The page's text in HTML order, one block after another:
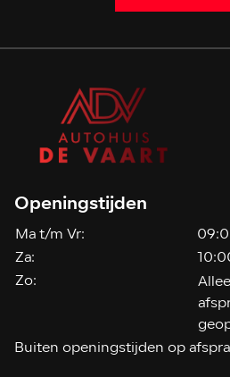
Openingstijden
Ma t/m Vr:
Za:
Zo:
Buiten openingstijden op